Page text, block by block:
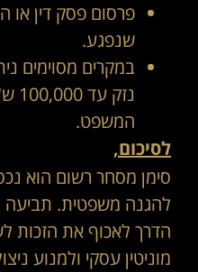
פרסום פסק דין או
שנפגע.
במקרים מסוימים
המשפט.
לסיכום,
סימן מסחר רשום הוא
להגנה משפטית. תביעה
הדרך לאכוף את הזכות
מוניטין עסקי ולמנוע